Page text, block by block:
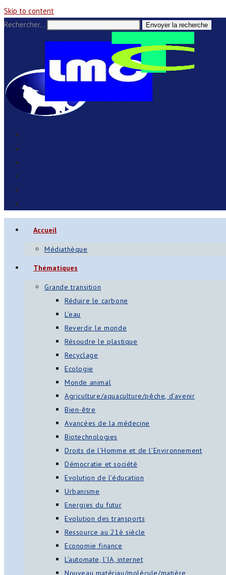
Skip to content
Rechercher…
Envoyer la recherche
Accueil
Médiathèque
Thématiques
Grande transition
Réduire le carbone
L’eau
Reverdir le monde
Résoudre le plastique
Recyclage
Ecologie
Monde animal
Agriculture/aquaculture/pêche, d’avenir
Bien-être
Avancées de la médecine
Biotechnologies
Droits de l’Homme et de l’Environnement
Démocratie et société
Evolution de l’éducation
Urbanisme
Energies du futur
Evolution des transports
Ressource au 21è siècle
Economie finance
L’automate, l’IA, internet
Nouveau matériau/molécule/matière